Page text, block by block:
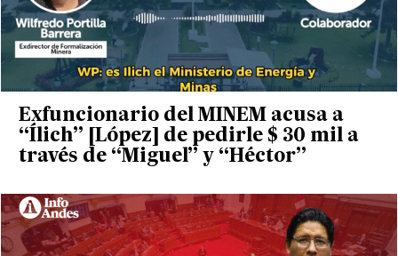
Exfuncionario del MINEM acusa a
“Ílich” [López] de pedirle $ 30 mil a
través de “Miguel” y “Héctor”